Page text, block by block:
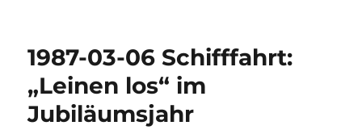
1987-03-06 Schifffahrt:
„Leinen los“ im
Jubiläumsjahr